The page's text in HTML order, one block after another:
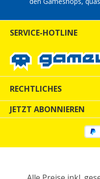
SERVICE-HOTLINE
RECHTLICHES
JETZT ABONNIEREN